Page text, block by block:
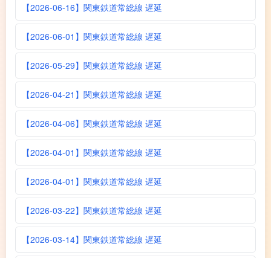
【2026-06-16】関東鉄道常総線 遅延
【2026-06-01】関東鉄道常総線 遅延
【2026-05-29】関東鉄道常総線 遅延
【2026-04-21】関東鉄道常総線 遅延
【2026-04-06】関東鉄道常総線 遅延
【2026-04-01】関東鉄道常総線 遅延
【2026-04-01】関東鉄道常総線 遅延
【2026-03-22】関東鉄道常総線 遅延
【2026-03-14】関東鉄道常総線 遅延